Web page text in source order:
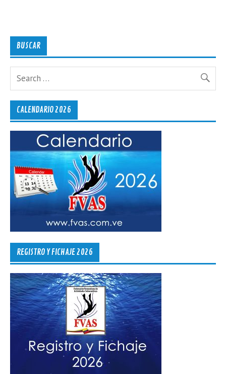
BUSCAR
CALENDARIO 2026
REGISTRO Y FICHAJE 2026